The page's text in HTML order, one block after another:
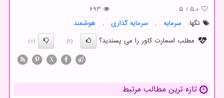
5.0
/
5
693
تگها:
سرمایه , سرمایه گذاری ,
هوشمند
مطلب اسمارت کاور را می پسندید؟
(1)
(0)
X
تازه ترین مطالب مرتبط